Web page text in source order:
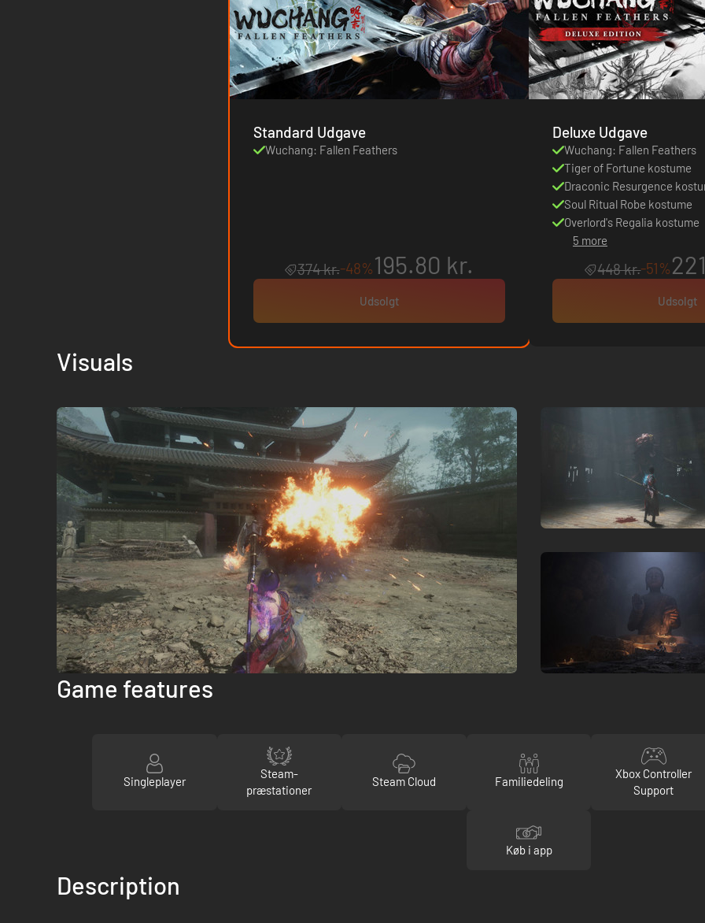
Standard Udgave
Wuchang: Fallen Feathers
374 kr.-48%195.80 kr.
Udsolgt
Deluxe Udgave
Wuchang: Fallen Feathers
Tiger of Fortune kostume
Draconic Resurgence
Soul Ritual Robe kostume
Overlord's Regalia kostume
5 more
448 kr.-51%
Udsolgt
Visuals
Game features
Singleplayer
Steam-
præstationer
Steam Cloud Familiedeling
Xbox Controller
Support
Køb i app
Description